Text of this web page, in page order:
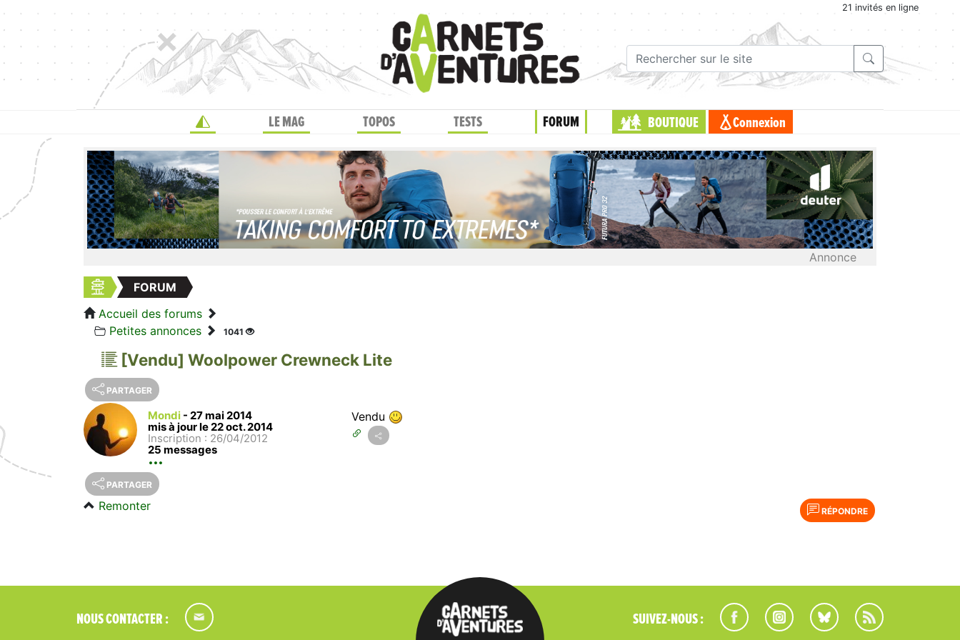
21 invités en ligne
LE MAG TOPOS TESTS FORUM BOUTIQUE Connexion
Annonce
FORUM
Accueil des forums
Petites annonces
1041
[Vendu] Woolpower Crewneck Lite
PARTAGER
Mondi - 27 mai 2014
mis à jour le 22 oct. 2014
Inscription : 26/04/2012
25 messages
Vendu
PARTAGER
RÉPONDRE
Remonter
NOUS CONTACTER : SUIVEZ-NOUS :